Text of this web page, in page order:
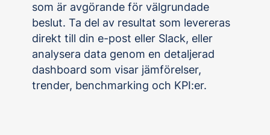
som är avgörande för välgrundade
beslut. Ta del av resultat som levereras
direkt till din e-post eller Slack, eller
analysera data genom en detaljerad
dashboard som visar jämförelser,
trender, benchmarking och KPI:er.